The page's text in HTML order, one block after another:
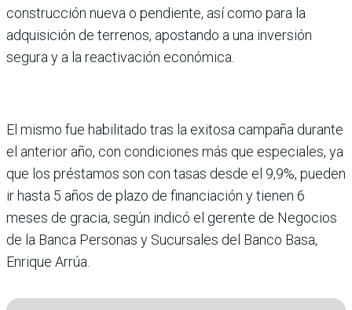
construcción nueva o pendiente, así como para la
adquisición de terrenos, apostando a una inversión
segura y a la reactivación económica.
El mismo fue habilitado tras la exitosa campaña durante
el anterior año, con condiciones más que especiales, ya
que los préstamos son con tasas desde el 9,9%, pueden
ir hasta 5 años de plazo de financiación y tienen 6
meses de gracia, según indicó el gerente de Negocios
de la Banca Personas y Sucursales del Banco Basa,
Enrique Arrúa.